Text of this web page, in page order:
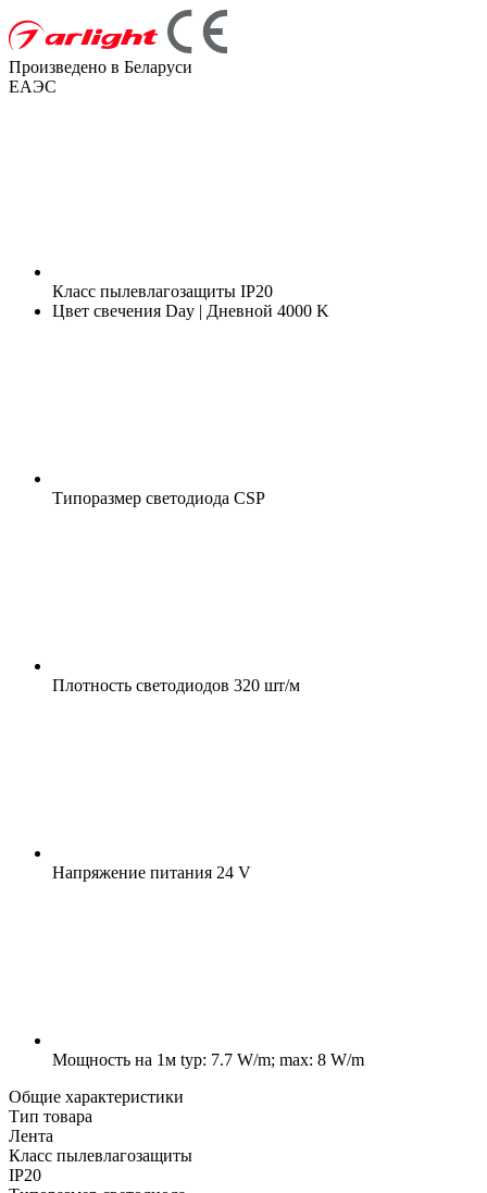
Произведено в Беларуси
ЕАЭС
Класс пылевлагозащиты IP20
Цвет свечения Day | Дневной 4000 K
Типоразмер светодиода CSP
Плотность светодиодов 320 шт/м
Напряжение питания 24 V
Мощность на 1м typ: 7.7 W/m; max: 8 W/m
Общие характеристики
Тип товара
Лента
Класс пылевлагозащиты
IP20